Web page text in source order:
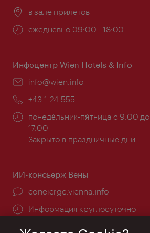
Расположение:
в зале прилетов
Часы
ежедневно 09:00 - 18:00
Инфоцентр Wien Hotels & Info
Эл.
info@wien.info
Телефон:
+43-1-24 555
Часы
работы:
понеде́льник-пя́тница с 9:00 до
17:00
Закрыто в праздничные дни
ИИ-консьерж Вены
concierge.vienna.info
Информация круглосуточно